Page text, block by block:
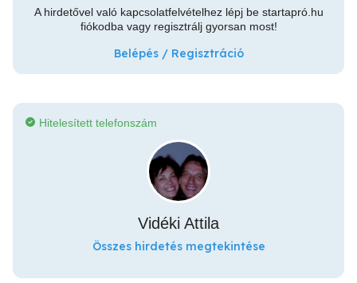
A hirdetővel való kapcsolatfelvételhez lépj be startapró.hu
fiókodba vagy regisztrálj gyorsan most!
Belépés / Regisztráció
Hitelesített telefonszám
Vidéki Attila
Összes hirdetés megtekintése